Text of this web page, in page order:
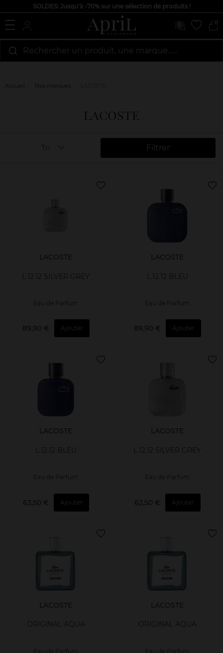
SOLDES: Jusqu'à -70% sur une sélection de produits !
0
Rechercher un produit, une marque…...
Accueil Nos marques
LACOSTE
Filtrer
Tri
LACOSTE
L.12.12 SILVER GREY
Eau de Parfum
89,90 € Ajouter
LACOSTE
L.12.12 BLEU
Eau de Parfum
89,90 € Ajouter
LACOSTE
L.12.12 BLEU
Eau de Parfum
63,50 € Ajouter
LACOSTE
L.12.12 SILVER GREY
Eau de Parfum
62,50 € Ajouter
LACOSTE
ORIGINAL AQUA
Eau de Parfum
LACOSTE
ORIGINAL AQUA
Eau de Parfum